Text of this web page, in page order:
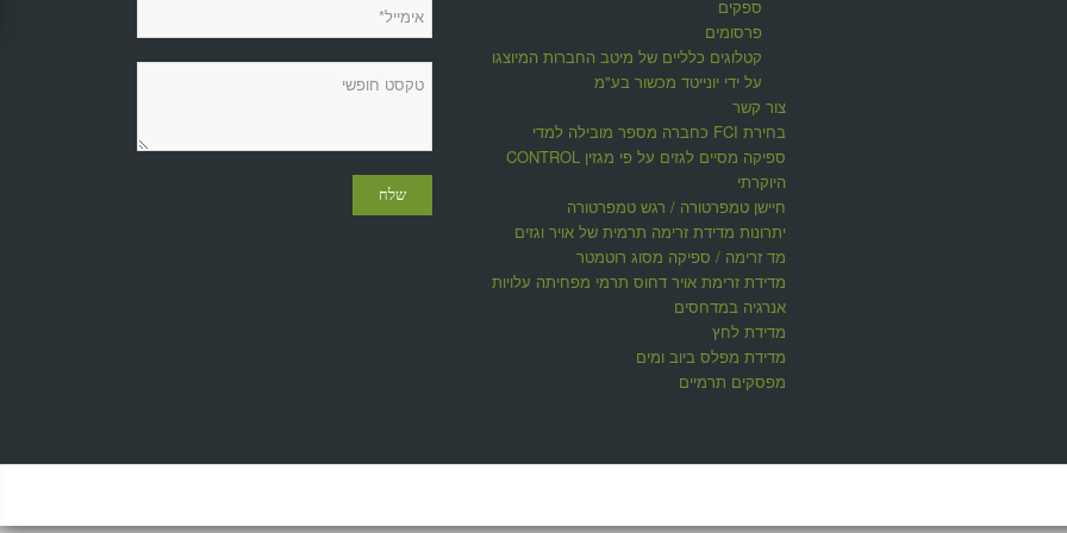
ספקים
פרסומים
קטלוגים כלליים של מיטב החברות המיוצגות
על ידי יונייטד מכשור בע"מ
צור קשר
בחירת FCI כחברה מספר מובילה למדי
ספיקה מסיים לגזים על פי מגזין CONTROL
היוקרתי
חיישן טמפרטורה / רגש טמפרטורה
יתרונות מדידת זרימה תרמית של אויר וגזים
מד זרימה / ספיקה מסוג רוטמטר
מדידת זרימת אויר דחוס תרמי מפחיתה עלויות
אנרגיה במדחסים
מדידת לחץ
מדידת מפלס ביוב ומים
מפסקים תרמיים